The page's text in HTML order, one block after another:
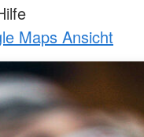
Maps Ansicht